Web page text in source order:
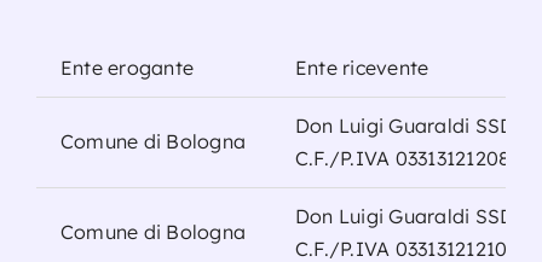
Ente erogante Ente ricevente
Comune di Bologna
Don Luigi Guaraldi SSD a
C.F./P.IVA 03313121208
Comune di Bologna
Don Luigi Guaraldi SSD a
C.F./P.IVA 03313121210